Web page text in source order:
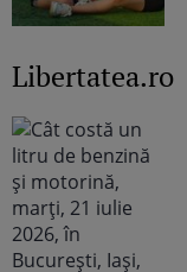
Libertatea.ro